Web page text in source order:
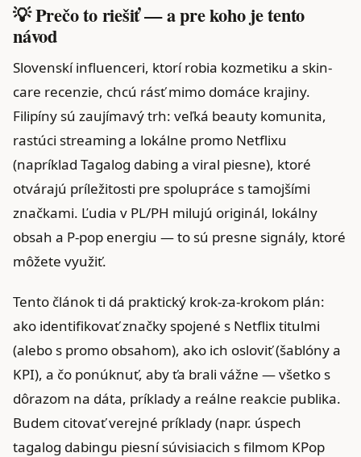
💡 Prečo to riešiť — a pre koho je tento
návod
Slovenskí influenceri, ktorí robia kozmetiku a skin-
care recenzie, chcú rásť mimo domáce krajiny.
Filipíny sú zaujímavý trh: veľká beauty komunita,
rastúci streaming a lokálne promo Netflixu
(napríklad Tagalog dabing a viral piesne), ktoré
otvárajú príležitosti pre spolupráce s tamojšími
značkami. Ľudia v PL/PH milujú originál, lokálny
obsah a P‑pop energiu — to sú presne signály, ktoré
môžete využiť.
Tento článok ti dá praktický krok‑za‑krokom plán:
ako identifikovať značky spojené s Netflix titulmi
(alebo s promo obsahom), ako ich osloviť (šablóny a
KPI), a čo ponúknuť, aby ťa brali vážne — všetko s
dôrazom na dáta, príklady a reálne reakcie publika.
Budem citovať verejné príklady (napr. úspech
tagalog dabingu piesní súvisiacich s filmom KPop